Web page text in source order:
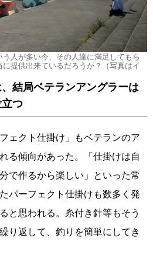
う人が多い今、その人達に満足してもら
提供出来ているだろうか？（写真はイ
結局ベテランアングラーは
つ
ェクト仕掛け」もベテランのア
る傾向があった。「仕掛けは自
で作るから楽しい」といった常
パーフェクト仕掛けも数多く発
と思われる。糸付き針等もそう
り返して、釣りを簡単にしてき